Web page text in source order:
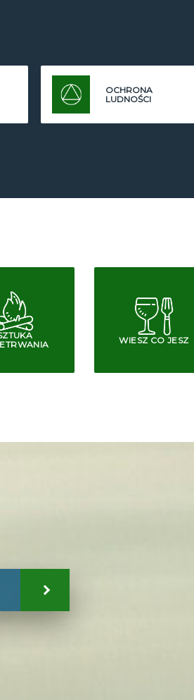
OCHRONA
LUDNOŚCI
WIESZ CO JESZ